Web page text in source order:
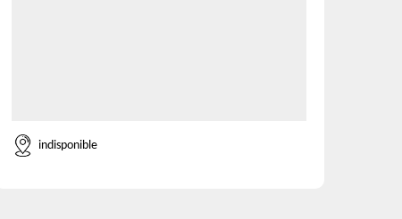
indisponible